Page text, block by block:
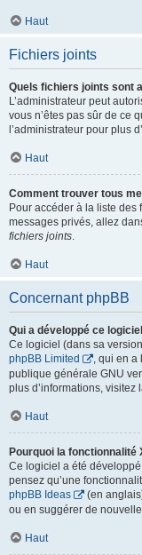
Haut
Fichiers joints
Quels fichiers joints sont
L’administrateur peut
vous n’êtes pas sûr de ce
l’administrateur pour plus
Haut
Comment trouver tous
Pour accéder à la liste des
messages privés, allez
fichiers joints.
Haut
Concernant phpBB
Qui a développé ce
Ce logiciel (dans sa
phpBB Limited
, qui en a
publique générale GNU
plus d’informations, visitez
Haut
Pourquoi la fonctionnalité
Ce logiciel a été
pensez qu’une
phpBB Ideas
(en
ou en suggérer de
Haut